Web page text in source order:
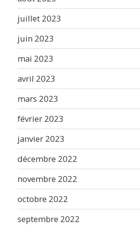
juillet 2023
juin 2023
mai 2023
avril 2023
mars 2023
février 2023
janvier 2023
décembre 2022
novembre 2022
octobre 2022
septembre 2022